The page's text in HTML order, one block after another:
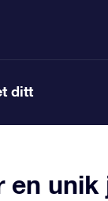
ditt
en